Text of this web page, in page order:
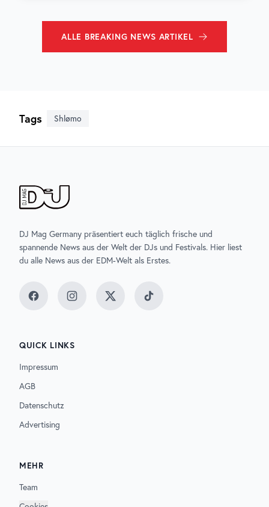
ALLE BREAKING NEWS ARTIKEL
Tags Shlømo
DJ Mag Germany präsentiert euch täglich frische und
spannende News aus der Welt der DJs und Festivals. Hier liest
du alle News aus der EDM-Welt als Erstes.
FacebookInstagramTwitter TikTok
QUICK LINKS
Impressum
AGB
Datenschutz
Advertising
MEHR
Team